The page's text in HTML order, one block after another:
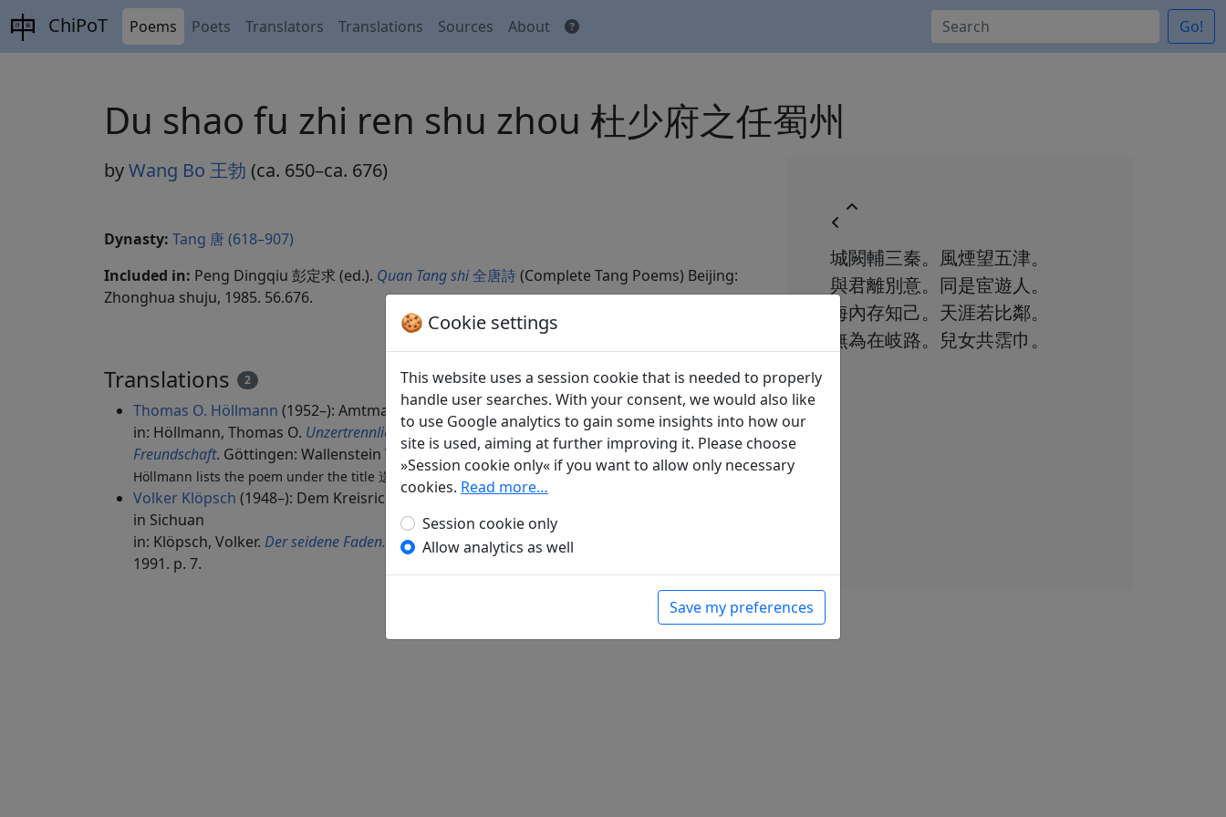
ChiPoT Poems Poets Translators Translations Sources About Go!
Du shao fu zhi ren shu zhou 杜少府之任蜀州
byWang Bo 王勃 (ca. 650–ca. 676)
Dynasty: Tang 唐 (618–907)
Included in: Peng Dingqiu 彭定求 (ed.). Quan Tang shi全唐詩(Complete Tang Poems) Beijing:
Zhonghua shuju, 1985. 56.676.
Translations 2
Thomas O. Höllmann (1952–): Amtmann Du mit auf den Weg gegeben
in: Höllmann, Thomas O. Unzertrennlich, sorglos und verrückt. Chinesische Gedichte über die
Freundschaft. Göttingen: Wallenstein Verlag, 2019. p. 29.
Höllmann lists the poem under the title 送杜少府.
Volker Klöpsch (1948–): Dem Kreisrichter Du zum Abschied auf den Weg zum neuen Amt
in Sichuan
in: Klöpsch, Volker. Der seidene Faden. Gedichte der Tang. Frankfurt a. M.: Insel Verlag,
1991. p. 7.
城闕輔三秦。風煙望五津。
與君離別意。同是宦遊人。
海內存知己。天涯若比鄰。
無為在岐路。兒女共霑巾。
🍪 Cookie settings
This website uses a session cookie that is needed to properly
handle user searches. With your consent, we would also like
to use Google analytics to gain some insights into how our
site is used, aiming at further improving it. Please choose
»Session cookie only« if you want to allow only necessary
cookies. Read more…
Session cookie only
Allow analytics as well
Save my preferences